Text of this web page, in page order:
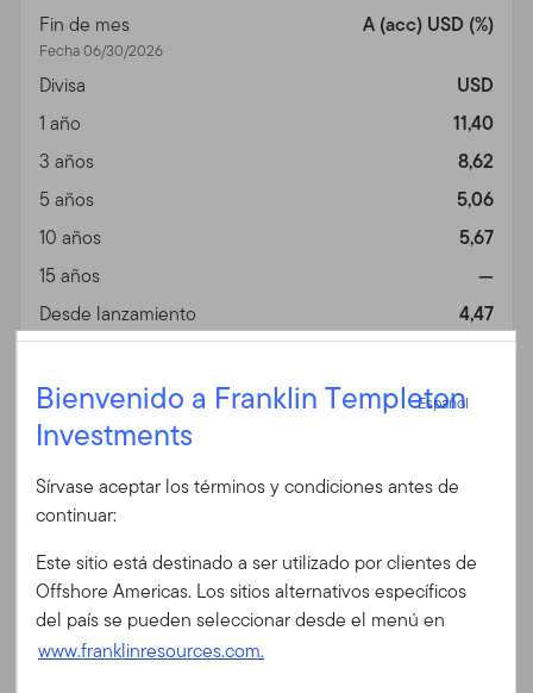
Iniciar sesión
ID de usuario
Contraseña
Fin de mes
Fecha 06/30/2026
A (acc) USD (%)
Divisa
USD
1 año
11,40
3 años
8,62
5 años
5,06
10 años
5,67
15 años
—
Desde lanzamiento
4,47
Fin de mes
Divisa
3 años
5 años
10 años
Bienvenido a Franklin Templeton
Investments
Español
Sírvase aceptar los términos y condiciones antes de
continuar:
Este sitio está destinado a ser utilizado por clientes de
Offshore Americas. Los sitios alternativos específicos
del país se pueden seleccionar desde el menú en
www.franklinresources.com.